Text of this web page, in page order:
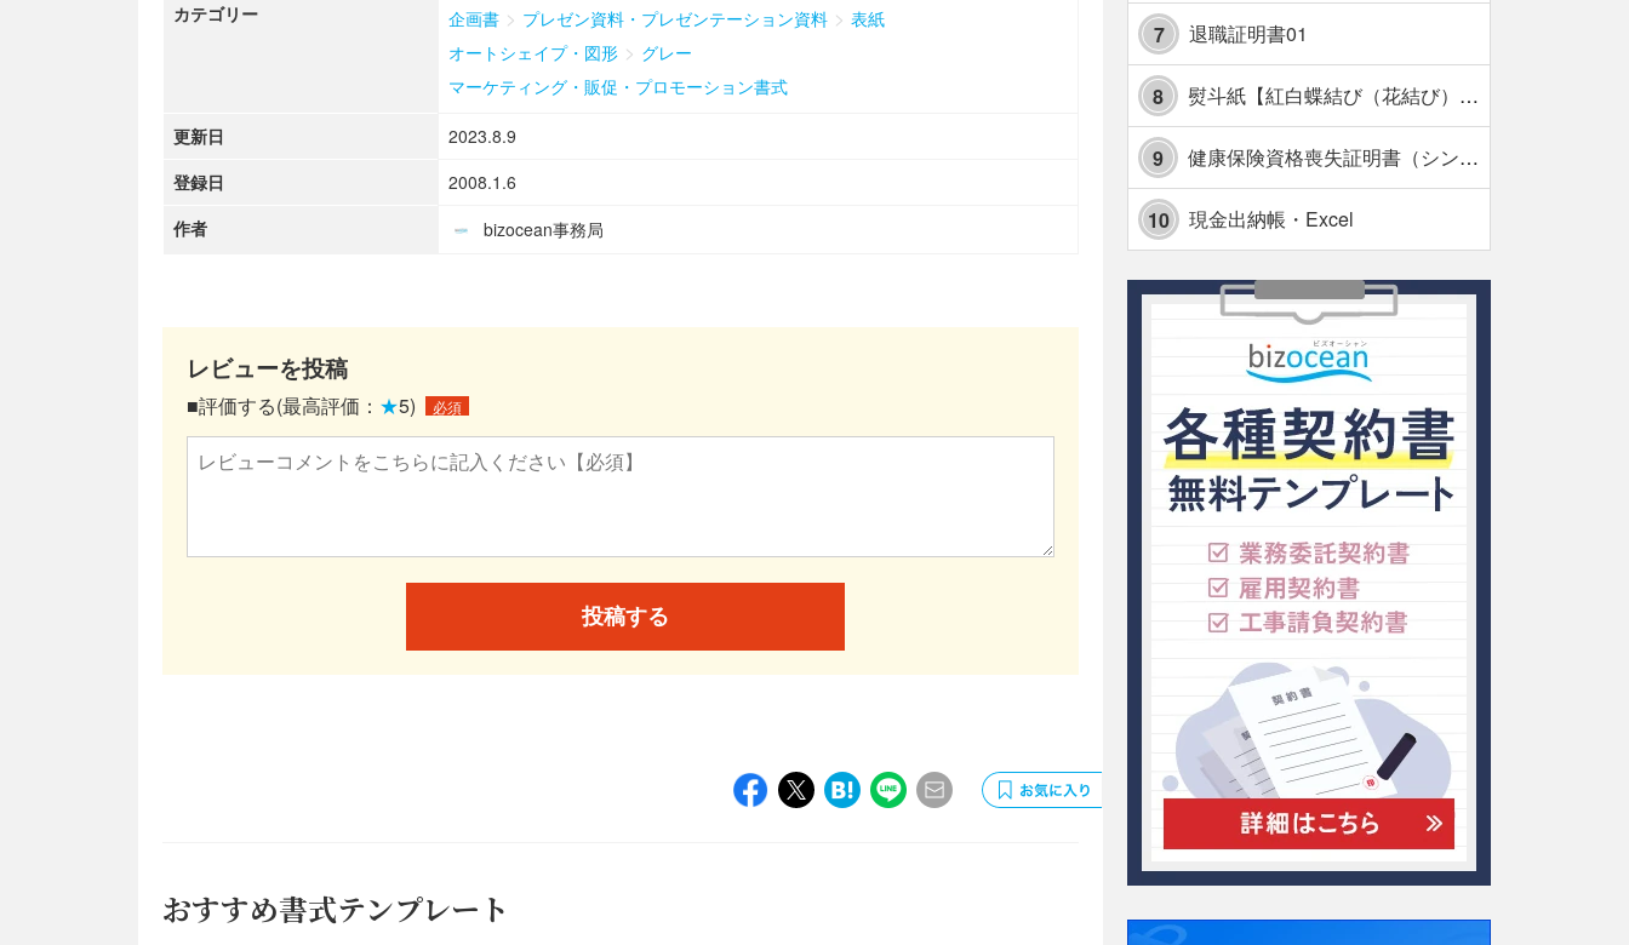
カテゴリー 企画書 > プレゼン資料・プレゼンテーション資料 > 表紙
オートシェイプ・図形 > グレー
マーケティング・販促・プロモーション書式
更新日
2023.8.9
登録日
2008.1.6
作者
bizocean事務局
レビューを投稿
■評価する(最高評価： ★5) 必須
投稿する
おすすめ書式テンプレート
7 退職証明書01
8 熨斗紙【紅白蝶結び（花結び）・水引7本】・Excel
9 健康保険資格喪失証明書（シンプル表形式版）・Excel【見本付き】
10 現金出納帳・Excel